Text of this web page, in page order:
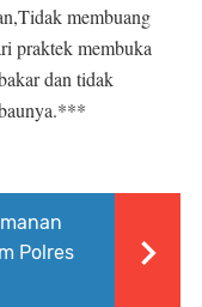
membuang
praktek membuka
dan tidak
Polres